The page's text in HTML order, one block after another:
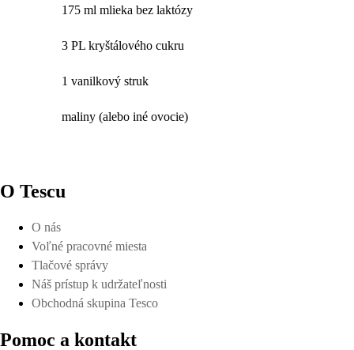
175 ml mlieka bez laktózy
3 PL kryštálového cukru
1 vanilkový struk
maliny (alebo iné ovocie)
O Tescu
O nás
Voľné pracovné miesta
Tlačové správy
Náš prístup k udržateľnosti
Obchodná skupina Tesco
Pomoc a kontakt